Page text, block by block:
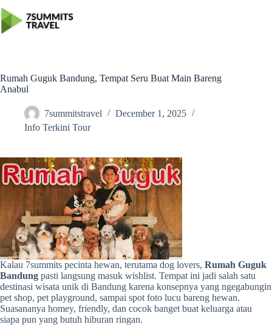
to
content
Rumah Guguk Bandung, Tempat Seru Buat Main Bareng
Anabul
7summitstravel
December 1, 2025
Info Terkini Tour
Kalau 7summits pecinta hewan, terutama dog lovers, Rumah Guguk
Bandung pasti langsung masuk wishlist. Tempat ini jadi salah satu
destinasi wisata unik di Bandung karena konsepnya yang ngegabungin
pet shop, pet playground, sampai spot foto lucu bareng hewan.
Suasananya homey, friendly, dan cocok banget buat keluarga atau
siapa pun yang butuh hiburan ringan.